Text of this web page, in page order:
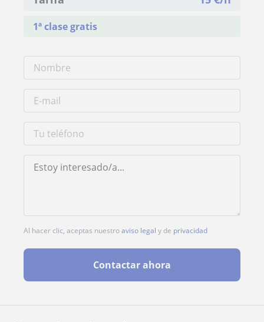
1ª clase gratis
Al hacer clic, aceptas nuestroaviso legal y de privacidad
Contactar ahora